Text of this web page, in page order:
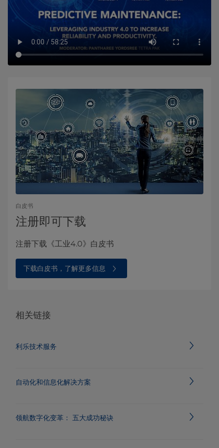
白皮书
注册即可下载
注册下载《工业4.0》白皮书
下载白皮书，了解更多信息
相关链接
利乐技术服务
自动化和信息化解决方案
领航数字化变革： 五大成功秘诀